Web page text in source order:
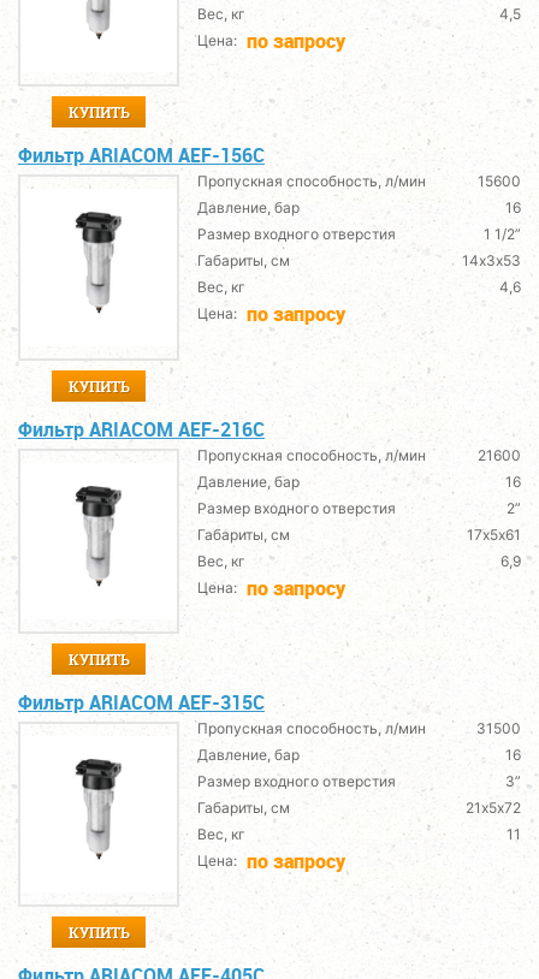
КУПИТЬ
Вес, кг
4,5
Цена: по запросу
Фильтр ARIACOM AEF-156C
КУПИТЬ
Пропускная способность, л/мин
15600
Давление, бар
16
Размер входного отверстия
1 1/2”
Габариты, см
14х3х53
Вес, кг
4,6
Цена: по запросу
Фильтр ARIACOM AEF-216C
КУПИТЬ
Пропускная способность, л/мин
21600
Давление, бар
16
Размер входного отверстия
2”
Габариты, см
17х5х61
Вес, кг
6,9
Цена: по запросу
Фильтр ARIACOM AEF-315C
КУПИТЬ
Пропускная способность, л/мин
31500
Давление, бар
16
Размер входного отверстия
3”
Габариты, см
21х5х72
Вес, кг
11
Цена: по запросу